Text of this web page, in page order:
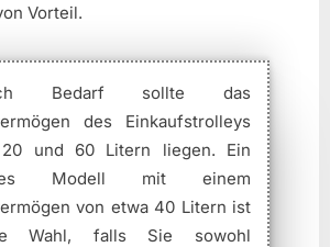
Vorteil.
Bedarf sollte das
des Einkaufstrolleys
20 und 60 Litern liegen. Ein
Modell mit einem
von etwa 40 Litern ist
Wahl, falls Sie sowohl